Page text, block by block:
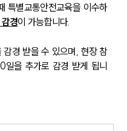
개
특별교통안전교육을 이수하
경이 가능합니다.
경 받을 수 있으며, 현장 참
일을 추가로 감경 받게 됩니